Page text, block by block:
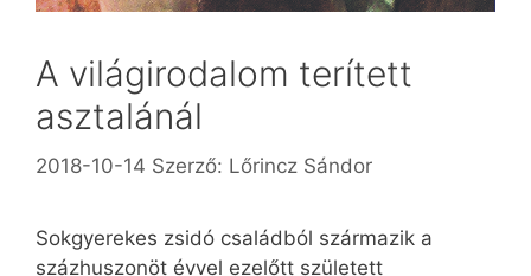
A világirodalom terített
asztalánál
2018-10-14 Szerző: Lőrincz Sándor
Sokgyerekes zsidó családból származik a
százhuszonöt évvel ezelőtt született